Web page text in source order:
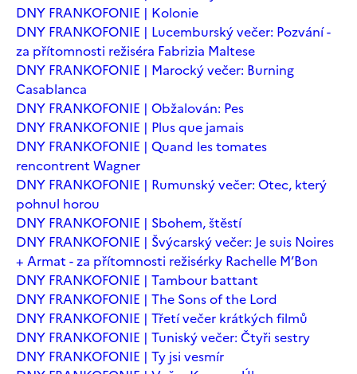
DNY FRANKOFONIE | Kolonie
DNY FRANKOFONIE | Lucemburský večer: Pozvání -
za přítomnosti režiséra Fabrizia Maltese
DNY FRANKOFONIE | Marocký večer: Burning
Casablanca
DNY FRANKOFONIE | Obžalován: Pes
DNY FRANKOFONIE | Plus que jamais
DNY FRANKOFONIE | Quand les tomates
rencontrent Wagner
DNY FRANKOFONIE | Rumunský večer: Otec, který
pohnul horou
DNY FRANKOFONIE | Sbohem, štěstí
DNY FRANKOFONIE | Švýcarský večer: Je suis Noires
+ Armat - za přítomnosti režisérky Rachelle M’Bon
DNY FRANKOFONIE | Tambour battant
DNY FRANKOFONIE | The Sons of the Lord
DNY FRANKOFONIE | Třetí večer krátkých filmů
DNY FRANKOFONIE | Tuniský večer: Čtyři sestry
DNY FRANKOFONIE | Ty jsi vesmír